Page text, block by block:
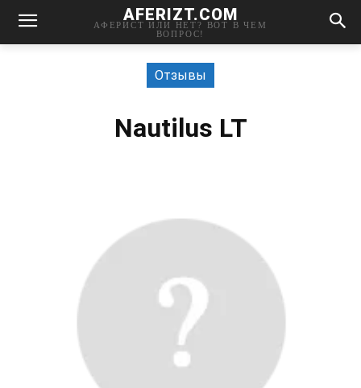
AFERIZT.COM
АФЕРИСТ ИЛИ НЕТ? ВОТ В ЧЕМ
ВОПРОС!
Отзывы
Nautilus LT